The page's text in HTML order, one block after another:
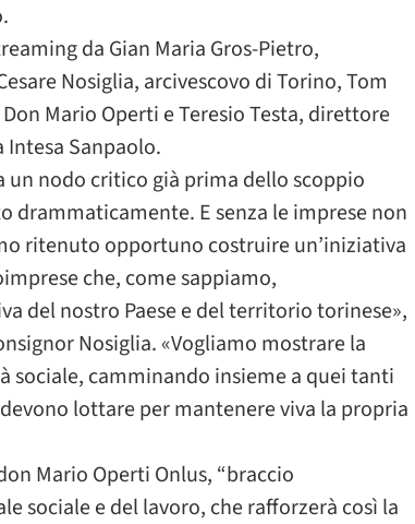
da Gian Maria Gros-Pietro,
Nosiglia, arcivescovo di Torino, Tom
Mario Operti e Teresio Testa, direttore
Intesa Sanpaolo.
un nodo critico già prima dello scoppio
E senza le imprese non
ritenuto opportuno costruire un’iniziativa
che, come sappiamo,
del nostro Paese e del territorio torinese»,
Nosiglia. «Vogliamo mostrare la
sociale, camminando insieme a quei tanti
lottare per mantenere viva la propria
Mario Operti Onlus, “braccio
sociale e del lavoro, che rafforzerà così la